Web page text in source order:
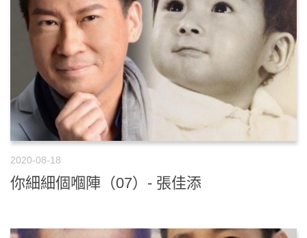
2020-08-18
你細細個嗰陣（07）- 張佳添